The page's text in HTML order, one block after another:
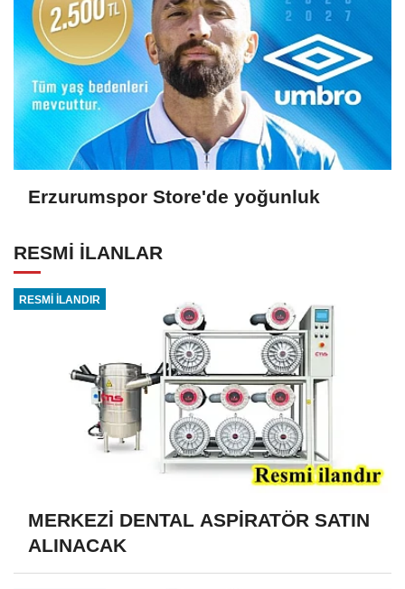
Erzurumspor Store'de yoğunluk
RESMİ İLANLAR
RESMİ İLANDIR
MERKEZİ DENTAL ASPİRATÖR SATIN
ALINACAK